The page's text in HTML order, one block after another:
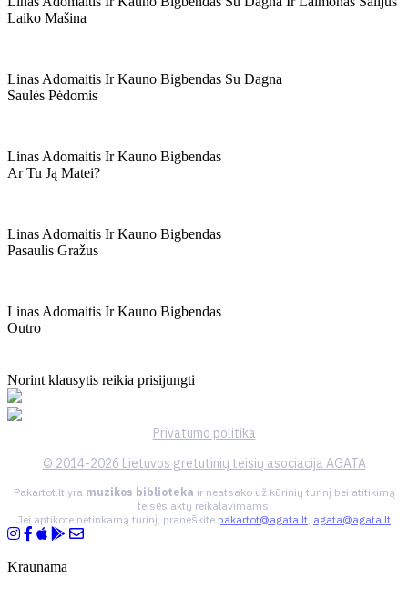
Laiko Mašina
Linas Adomaitis Ir Kauno Bigbendas Su Dagna
Saulės Pėdomis
Linas Adomaitis Ir Kauno Bigbendas
Ar Tu Ją Matei?
Linas Adomaitis Ir Kauno Bigbendas
Pasaulis Gražus
Linas Adomaitis Ir Kauno Bigbendas
Outro
Norint klausytis reikia prisijungti
Privatumo politika
© 2014-2026 Lietuvos gretutinių teisių asociacija AGATA
Pakartot.lt yra muzikos biblioteka ir neatsako už kūrinių turinį bei atitikimą
teisės aktų reikalavimams.
Jei aptikote netinkamą turinį, praneškite pakartot@agata.lt, agata@agata.lt
Kraunama